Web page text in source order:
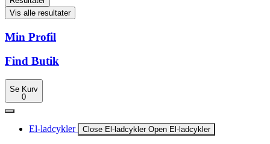
Vis alle resultater
Min Profil
Find Butik
Se Kurv
0
El-ladcykler Close El-ladcykler Open El-ladcykler